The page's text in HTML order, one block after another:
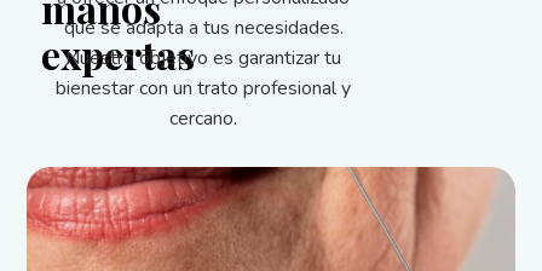
expertas
que se adapta a tus necesidades.
Nuestro objetivo es garantizar tu
bienestar con un trato profesional y
cercano.